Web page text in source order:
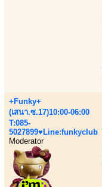
+Funky+
(เสนา.ซ.17)10:00-06:00
T:085-
5027899♥Line:funkyclub
Moderator